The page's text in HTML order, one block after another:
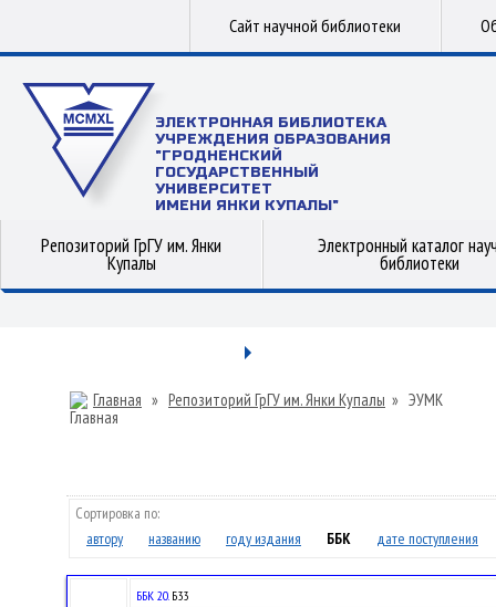
Сайт научной библиотеки
ЭЛЕКТРОННАЯ БИБЛИОТЕКА
УЧРЕЖДЕНИЯ ОБРАЗОВАНИЯ
"ГРОДНЕНСКИЙ
ГОСУДАРСТВЕННЫЙ
УНИВЕРСИТЕТ
ИМЕНИ ЯНКИ КУПАЛЫ"
Репозиторий ГрГУ им. Янки
Купалы
Электронный каталог
библиотеки
Главная » Репозиторий ГрГУ им. Янки Купалы » ЭУМК
Сортировка по:
автору
названию году издания ББК дате поступления
ББК 20.Б33